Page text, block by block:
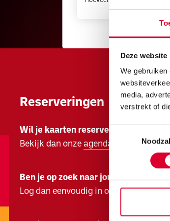
Deze
We
media,
verstrekt of
Reserveringen
Wil je kaarten reserveren?
Bekijk dan onze agenda
Ben je op zoek naar jouw kaarten?
Log dan eenvoudig in op jouwZINiN